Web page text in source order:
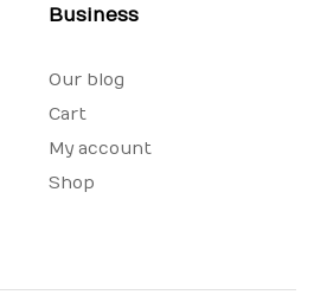
Business
Our blog
Cart
My account
Shop